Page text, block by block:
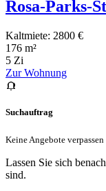
Rosa-Parks-
Kaltmiete: 2800 €
176 m²
5 Zi
Zur Wohnung
Suchauftrag
Keine Angebote verpassen
Lassen Sie sich
sind.